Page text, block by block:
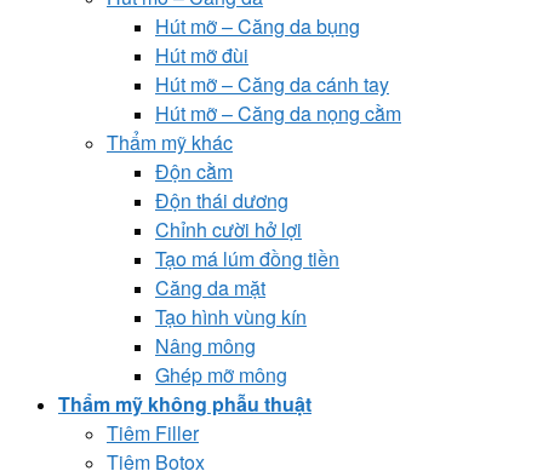
Hút mỡ – Căng da bụng
Hút mỡ đùi
Hút mỡ – Căng da cánh tay
Hút mỡ – Căng da nọng cằm
Thẩm mỹ khác
Độn cằm
Độn thái dương
Chỉnh cười hở lợi
Tạo má lúm đồng tiền
Căng da mặt
Tạo hình vùng kín
Nâng mông
Ghép mỡ mông
Thẩm mỹ không phẫu thuật
Tiêm Filler
Tiêm Botox